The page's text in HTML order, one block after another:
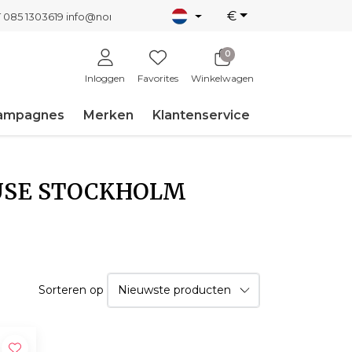
085 1303619 info@nordicnew.nl €
Inloggen Favorites
0
Winkelwagen
Merken Klantenservice
STOCKHOLM
Sorteren op